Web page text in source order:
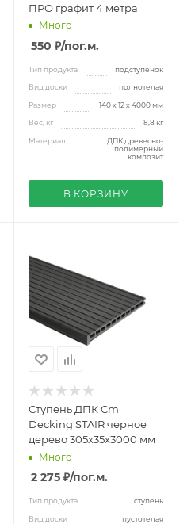
ПРО графит 4 метра
Много
550 ₽/пог.м.
Тип продукта подступенок
Вид доски полнотелая
Размер 140 х 12 х 4000 мм
Вес, кг 8,8 кг
Материал
ДПК древесно-
полимерный
композит
В КОРЗИНУ
Ступень ДПК Cm
Decking STAIR черное
дерево 305х35х3000 мм
Много
2 275 ₽/пог.м.
Тип продукта ступень
Вид доски пустотелая